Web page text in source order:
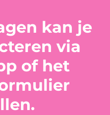
kan je
via
of het